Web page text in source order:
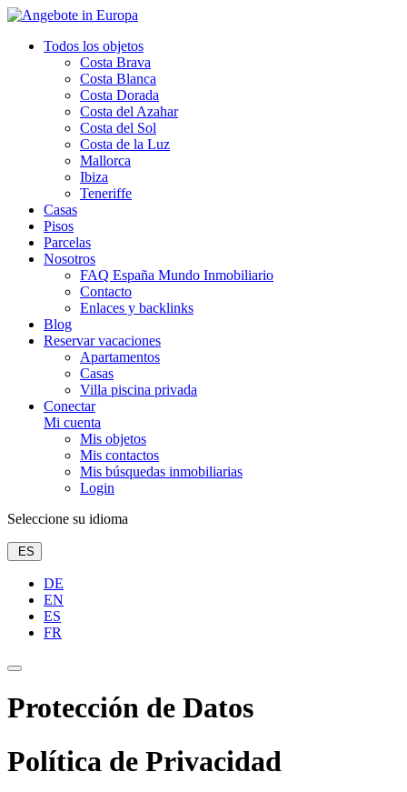
Todos los objetos
Costa Brava
Costa Blanca
Costa Dorada
Costa del Azahar
Costa del Sol
Costa de la Luz
Mallorca
Ibiza
Teneriffe
Casas
Pisos
Parcelas
Nosotros
FAQ España Mundo Inmobiliario
Contacto
Enlaces y backlinks
Blog
Reservar vacaciones
Apartamentos
Casas
Villa piscina privada
Conectar
Mi cuenta
Mis objetos
Mis contactos
Mis búsquedas inmobiliarias
Login
Seleccione su idioma
ES
DE
EN
ES
FR
Protección de Datos
Política de Privacidad